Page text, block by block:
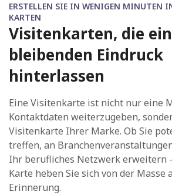
ERSTELLEN SIE IN WENIGEN MINUTEN
KARTEN
Visitenkarten, die
bleibenden Eindruck
hinterlassen
Eine Visitenkarte ist nicht nur eine
Kontaktdaten weiterzugeben,
Visitenkarte Ihrer Marke. Ob Sie
treffen, an
Ihr berufliches Netzwerk erweitern
Karte heben Sie sich von der Masse
Erinnerung.